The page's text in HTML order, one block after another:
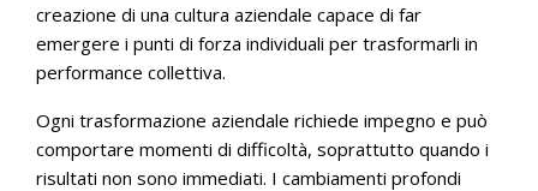
creazione di una cultura aziendale capace di far
emergere i punti di forza individuali per trasformarli in
performance collettiva.
Ogni trasformazione aziendale richiede impegno e può
comportare momenti di difficoltà, soprattutto quando i
risultati non sono immediati. I cambiamenti profondi